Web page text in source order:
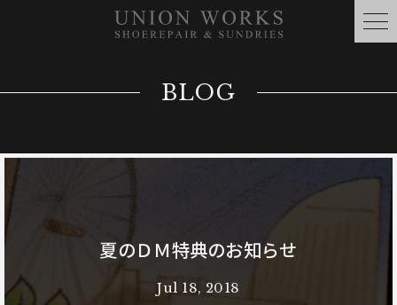
BLOG
夏のＤＭ特典のお知らせ
Jul 18, 2018